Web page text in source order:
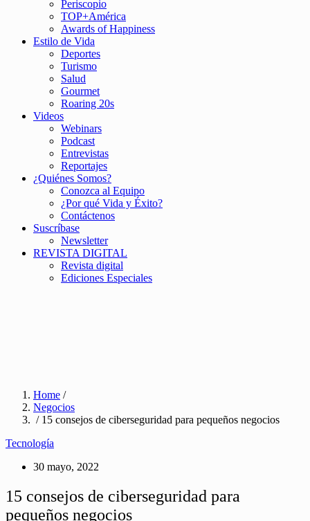
Periscopio
TOP+América
Awards of Happiness
Estilo de Vida
Deportes
Turismo
Salud
Gourmet
Roaring 20s
Videos
Webinars
Podcast
Entrevistas
Reportajes
¿Quiénes Somos?
Conozca al Equipo
¿Por qué Vida y Éxito?
Contáctenos
Suscríbase
Newsletter
REVISTA DIGITAL
Revista digital
Ediciones Especiales
Home /
Negocios
/ 15 consejos de ciberseguridad para pequeños negocios
Tecnología
30 mayo, 2022
15 consejos de ciberseguridad para
pequeños negocios